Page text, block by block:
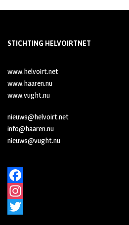
STICHTING HELVOIRTNET
www.helvoirt.net
www.haaren.nu
www.vught.nu
nieuws@helvoirt.net
info@haaren.nu
nieuws@vught.nu
F
a